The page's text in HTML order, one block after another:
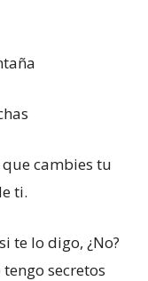
cambies tu
ti.
te lo digo, ¿No?
secretos